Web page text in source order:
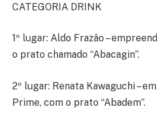
CATEGORIA DRINK
1º lugar: Aldo Frazão –
o prato chamado “Abacagin”.
2º lugar: Renata Kawaguchi –
Prime, com o prato “Abadem”.